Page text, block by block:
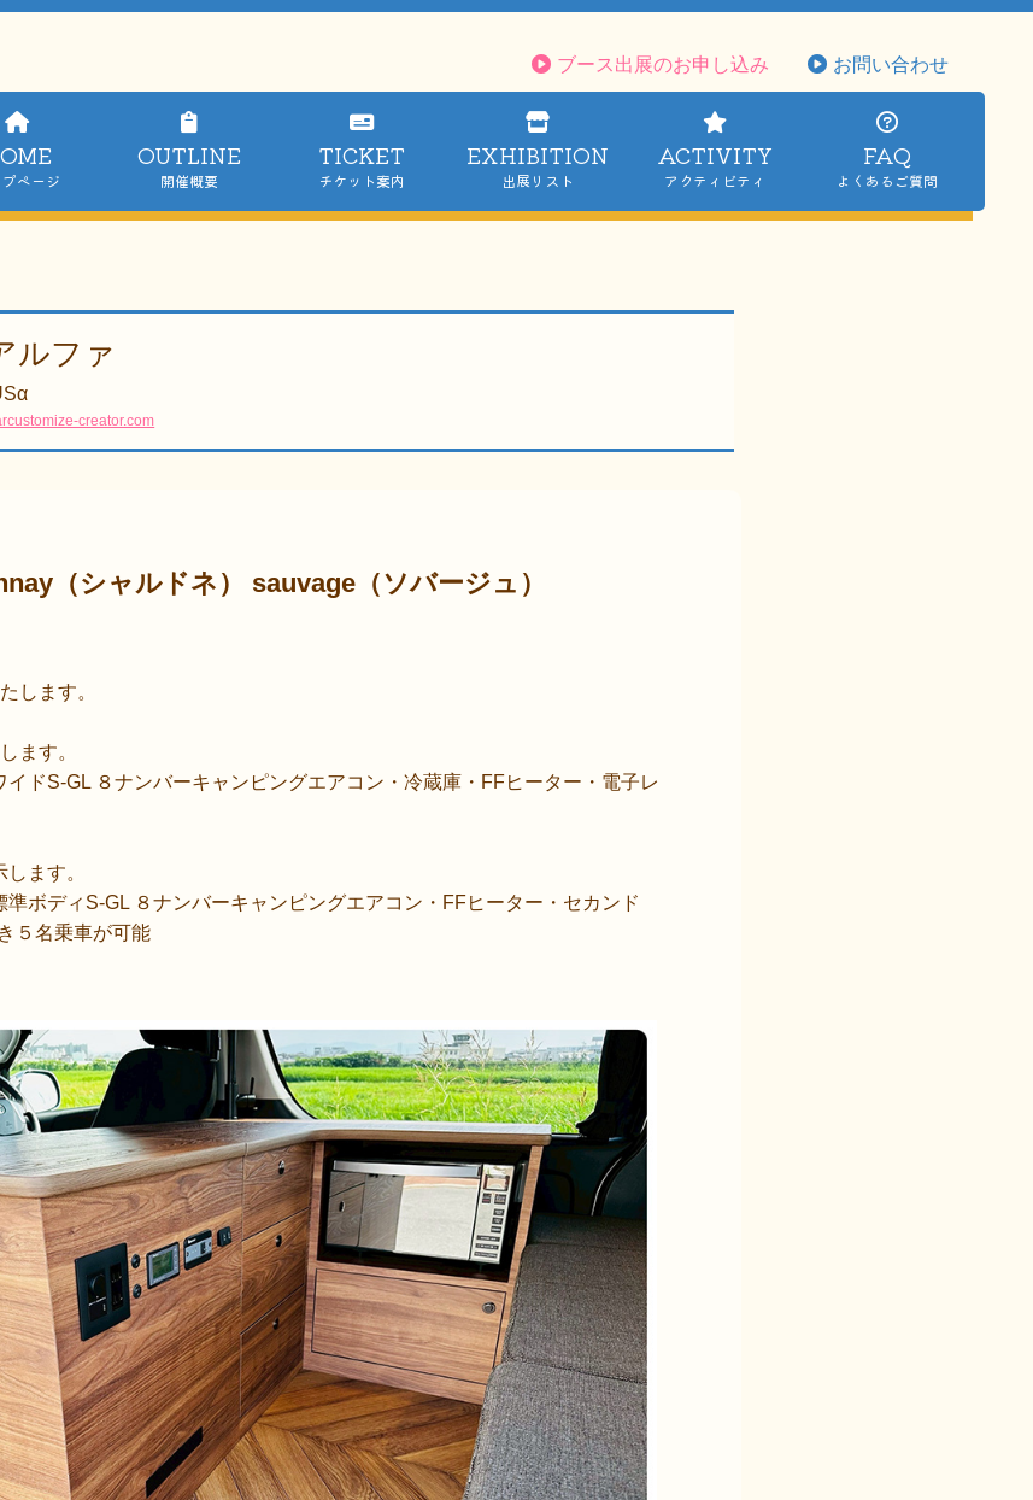
ブース出展のお申し込み お問い合わせ
プページ
OUTLINE
開催概要
TICKET
チケット案内
EXHIBITION
出展リスト
ACTIVITY
アクティビティ
FAQ
よくあるご質問
ルファ
creator.com
（シャルドネ） sauvage（ソバージュ）
します。
ます。
ドS-GL ８ナンバーキャンピングエアコン・冷蔵庫・FFヒーター・電子レ
ます。
ボディS-GL ８ナンバーキャンピングエアコン・FFヒーター・セカンド
５名乗車が可能